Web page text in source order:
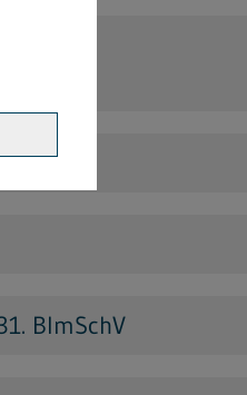
BImSchV